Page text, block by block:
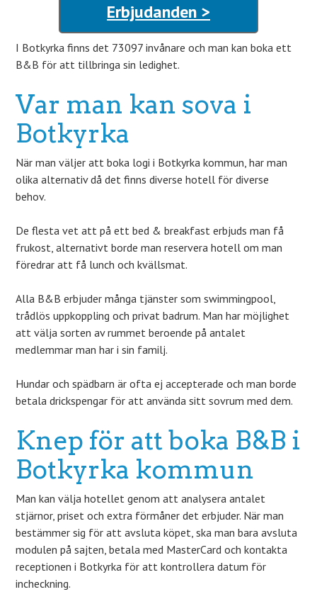
Erbjudanden >
I Botkyrka finns det 73097 invånare och man kan boka ett
B&B för att tillbringa sin ledighet.
Var man kan sova i
Botkyrka
När man väljer att boka logi i Botkyrka kommun, har man
olika alternativ då det finns diverse hotell för diverse
behov.
De flesta vet att på ett bed & breakfast erbjuds man få
frukost, alternativt borde man reservera hotell om man
föredrar att få lunch och kvällsmat.
Alla B&B erbjuder många tjänster som swimmingpool,
trådlös uppkoppling och privat badrum. Man har möjlighet
att välja sorten av rummet beroende på antalet
medlemmar man har i sin familj.
Hundar och spädbarn är ofta ej accepterade och man borde
betala drickspengar för att använda sitt sovrum med dem.
Knep för att boka B&B i
Botkyrka kommun
Man kan välja hotellet genom att analysera antalet
stjärnor, priset och extra förmåner det erbjuder. När man
bestämmer sig för att avsluta köpet, ska man bara avsluta
modulen på sajten, betala med MasterCard och kontakta
receptionen i Botkyrka för att kontrollera datum för
incheckning.